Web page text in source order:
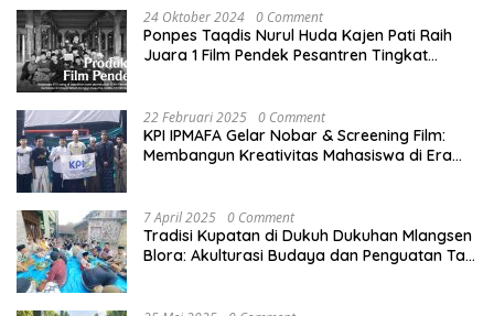
24 Oktober 2024 0 Comment
Ponpes Taqdis Nurul Huda Kajen Pati Raih
Juara 1 Film Pendek Pesantren Tingkat
22 Februari 2025 0 Comment
KPI IPMAFA Gelar Nobar & Screening Film:
Membangun Kreativitas Mahasiswa di Era
7 April 2025 0 Comment
Tradisi Kupatan di Dukuh Dukuhan Mlangsen
Blora: Akulturasi Budaya dan Penguatan Tali